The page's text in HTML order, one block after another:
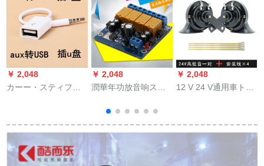
￥ 2,048
カーー・スティファ
ータ型5 Pインフォー
￥ 2,048
潤華年功放音响スッ
源保護板の持つ延長
保護衝撃防止
￥ 2,048
12 V 24 V通用車トラ
ン